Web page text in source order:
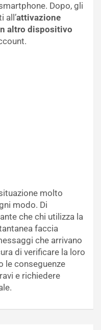
Dopo, gli
all’attivazione
altro dispositivo
molto
modo. Di
che chi utilizza la
faccia
che arrivano
di verificare la loro
le conseguenze
e richiedere